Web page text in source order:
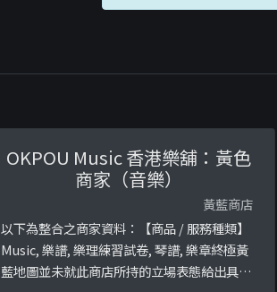
OKPOU Music 香港樂舖：黃色
商家（音樂）
黃藍商店
以下為整合之商家資料：【商品 / 服務種類】
Music, 樂譜, 樂理練習試卷, 琴譜, 樂章終極黃
藍地圖並未就此商店所持的立場表態給出具體